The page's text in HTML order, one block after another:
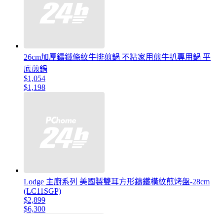
26cm加厚鑄鐵條紋牛排煎鍋 不粘家用煎牛扒專用鍋 平
底煎鍋
$1,054
$1,198
Lodge 主廚系列 美國製雙耳方形鑄鐵橫紋煎烤盤-28cm
(LC11SGP)
$2,899
$6,300